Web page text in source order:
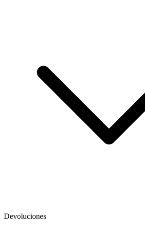
Devoluciones